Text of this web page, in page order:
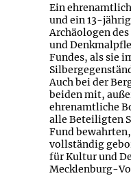
Ein
und ein 13-
Archäologen
und
Fundes, als sie
Auch bei der
beiden mit,
ehrenamtliche
alle Beteiligten
Fund
vollständig
für Kultur und
Mecklenburg-